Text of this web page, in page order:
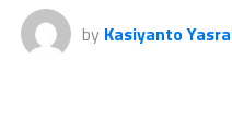
by Kasiyanto